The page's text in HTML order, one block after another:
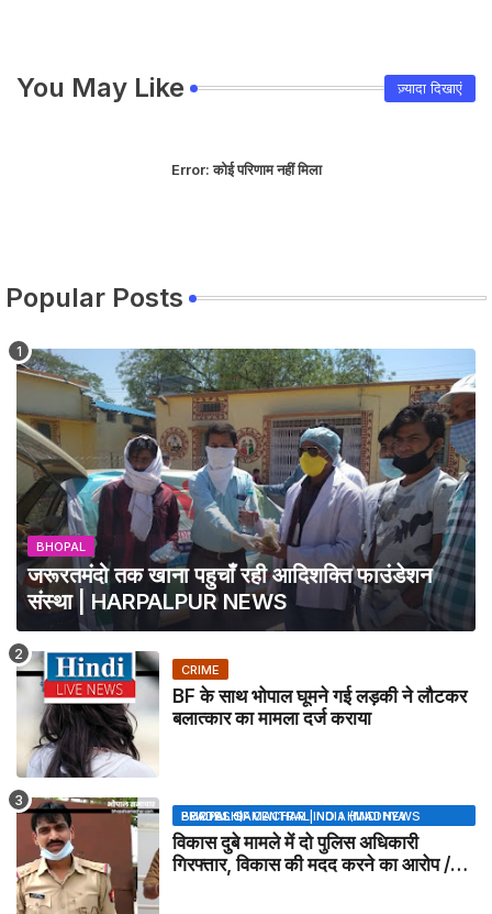
You May Like ज़्यादा दिखाएं
Error:कोई परिणाम नहीं मिला
Popular Posts
BHOPAL
जरूरतमंदो तक खाना पहुचाँ रही आदिशक्ति फाउंडेशन
संस्था | HARPALPUR NEWS
CRIME
BF के साथ भोपाल घूमने गई लड़की ने लौटकर
बलात्कार का मामला दर्ज कराया
BHOPAL SAMACHAR | NO 1 HINDI NEWS PORTAL OF CENTRAL INDIA (MADHYA PRADESH)
विकास दुबे मामले में दो पुलिस अधिकारी
गिरफ्तार, विकास की मदद करने का आरोप /